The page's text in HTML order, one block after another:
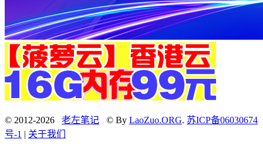
© 2012-2026 老左笔记 © By LaoZuo.ORG. 苏ICP备06030674
号-1 | 关于我们